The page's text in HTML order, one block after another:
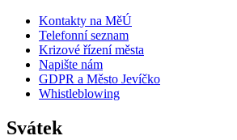
Kontakty na MěÚ
Telefonní seznam
Krizové řízení města
Napište nám
GDPR a Město Jevíčko
Whistleblowing
Svátek